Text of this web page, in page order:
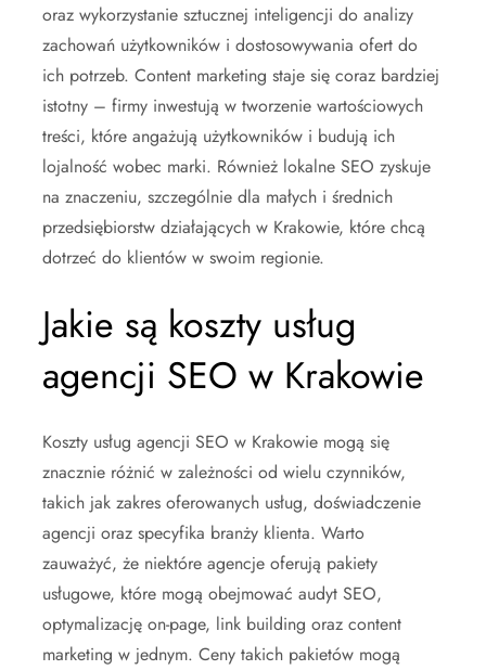
oraz wykorzystanie sztucznej inteligencji do analizy
zachowań użytkowników i dostosowywania ofert do
ich potrzeb. Content marketing staje się coraz bardziej
istotny – firmy inwestują w tworzenie wartościowych
treści, które angażują użytkowników i budują ich
lojalność wobec marki. Również lokalne SEO zyskuje
na znaczeniu, szczególnie dla małych i średnich
przedsiębiorstw działających w Krakowie, które chcą
dotrzeć do klientów w swoim regionie.
Jakie są koszty usług
agencji SEO w Krakowie
Koszty usług agencji SEO w Krakowie mogą się
znacznie różnić w zależności od wielu czynników,
takich jak zakres oferowanych usług, doświadczenie
agencji oraz specyfika branży klienta. Warto
zauważyć, że niektóre agencje oferują pakiety
usługowe, które mogą obejmować audyt SEO,
optymalizację on-page, link building oraz content
marketing w jednym. Ceny takich pakietów mogą